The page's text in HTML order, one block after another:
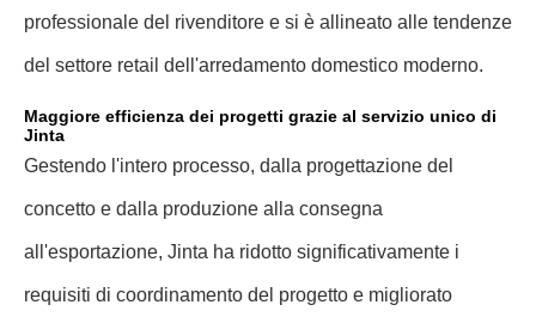
professionale del rivenditore e si è allineato alle tendenze
del settore retail dell'arredamento domestico moderno.
Maggiore efficienza dei progetti grazie al servizio unico di
Jinta
Gestendo l'intero processo, dalla progettazione del
concetto e dalla produzione alla consegna
all'esportazione, Jinta ha ridotto significativamente i
requisiti di coordinamento del progetto e migliorato